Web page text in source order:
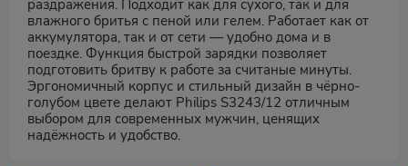
раздражения. Подходит как для сухого, так и для
влажного бритья с пеной или гелем. Работает как от
аккумулятора, так и от сети — удобно дома и в
поездке. Функция быстрой зарядки позволяет
подготовить бритву к работе за считаные минуты.
Эргономичный корпус и стильный дизайн в чёрно-
голубом цвете делают Philips S3243/12 отличным
выбором для современных мужчин, ценящих
надёжность и удобство.